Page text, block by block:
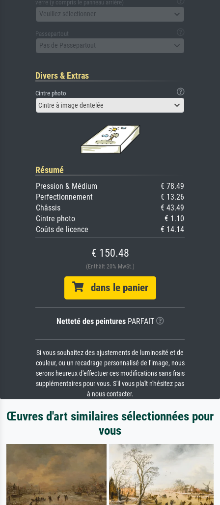
verre (y compris le panneau arrière)
Veuillez sélectionner
Passepartout
Pas de Passepartout
Divers & Extras
Cintre photo
Cintre à image dentelée
Résumé
Pression & Médium
€ 78.49
Perfectionnement
€ 13.26
Châssis
€ 43.49
Cintre photo
€ 1.10
Coûts de licence
€ 14.14
€ 150.48
(Enthält 20% MwSt.)
dans le panier
Netteté des peinturesPARFAIT
Si vous souhaitez des ajustements de luminosité et de
couleur, ou un recadrage personnalisé de l'image, nous
serons heureux d'effectuer ces modifications sans frais
supplémentaires pour vous. S'il vous plaît n'hésitez pas
à nous contacter.
Œuvres d'art similaires sélectionnées pour
vous